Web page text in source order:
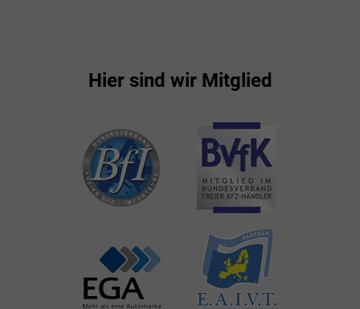
Hier sind wir Mitglied